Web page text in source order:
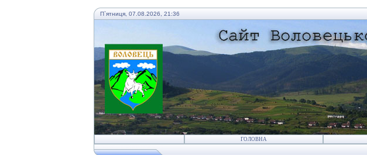
П`ятниця, 07.08.2026, 21:36
ГОЛОВНА